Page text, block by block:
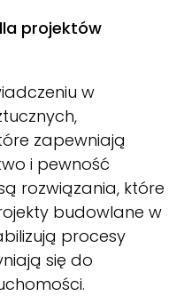
projektów
w
zapewniają
i pewność
rozwiązania, które
budowlane w
procesy
się do